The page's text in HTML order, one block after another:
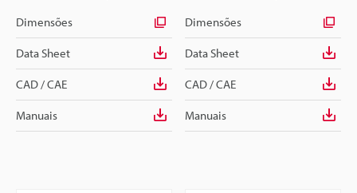
Dimensões
Data Sheet
CAD / CAE
Manuais
Dimensões
Data Sheet
CAD / CAE
Manuais